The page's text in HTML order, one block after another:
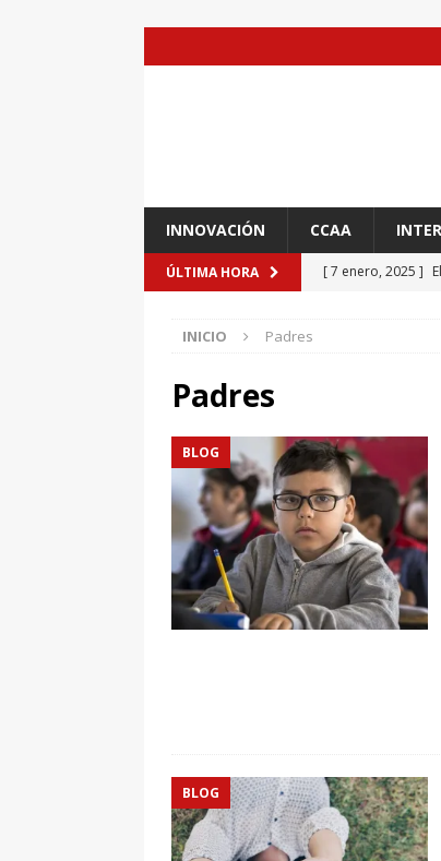
INNOVACIÓN CCAA
ÚLTIMA HORA [ 7 enero, 2025 ]
[ 7 enero, 2025 ]
[ 7 enero, 2025 ]
Primaria Prof.
INICIO Padres
Padres
BLOG
BLOG